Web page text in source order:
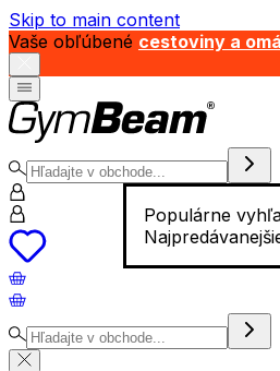
Skip to main content
Vaše obľúbené cestoviny a
Populárne